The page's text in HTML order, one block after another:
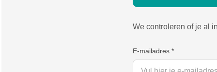
We controleren of je al
E-mailadres*